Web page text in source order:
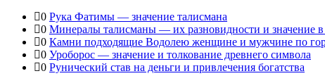
0 Рука Фатимы — значение талисмана
0 Минералы талисманы — их разновидности и значение
0 Камни подходящие Водолею женщине и мужчине по
0 Уроборос — значение и толкование древнего символа
0 Рунический став на деньги и привлечения богатства